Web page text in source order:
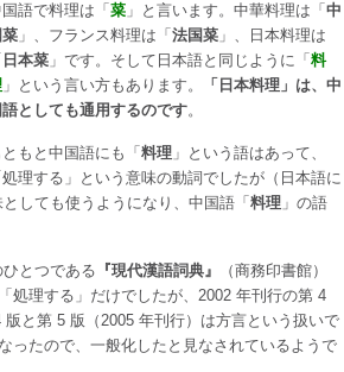
語で料理は「 菜 」と言います。中華料理は「 中
菜 」、フランス料理は「 法国菜 」、日本料理は
日本菜 」です。そして日本語と同じように「 料
」という言い方もあります。
「日本料理」は、中
語としても通用するのです。
ともと中国語にも「 料理 」という語はあって、
処理する」という意味の動詞でしたが（日本語に
しても使うようになり、中国語「 料理 」の語
とつである 『現代漢語詞典』
（商務印書館）
処理する」だけでしたが、2002 年刊行の第 4
と第 5 版（2005 年刊行）は方言という扱いで
ったので、一般化したと見なされているようで